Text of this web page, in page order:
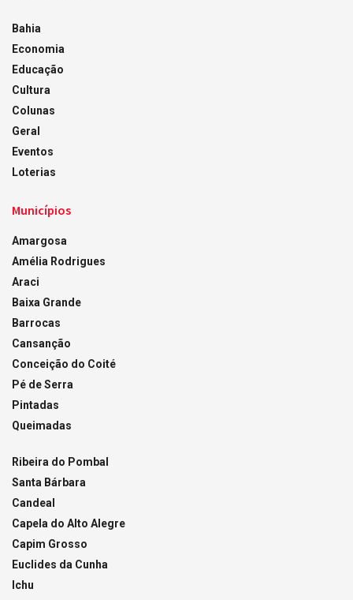
Bahia
Economia
Educação
Cultura
Colunas
Geral
Eventos
Loterias
Municípios
Amargosa
Amélia Rodrigues
Araci
Baixa Grande
Barrocas
Cansanção
Conceição do Coité
Pé de Serra
Pintadas
Queimadas
Ribeira do Pombal
Santa Bárbara
Candeal
Capela do Alto Alegre
Capim Grosso
Euclides da Cunha
Ichu